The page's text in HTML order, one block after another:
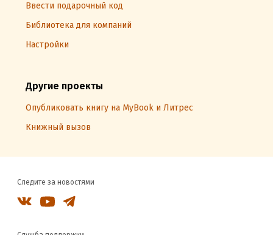
Ввести подарочный код
Библиотека для компаний
Настройки
Другие проекты
Опубликовать книгу на MyBook и Литрес
Книжный вызов
Следите за новостями